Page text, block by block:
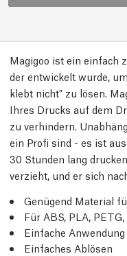
Magigoo ist ein einfach
der entwickelt wurde,
klebt nicht" zu lösen.
Ihres Drucks auf dem
zu verhindern.
ein Profi sind - es ist
30 Stunden lang
verzieht, und er sich
Genügend Material
Für ABS, PLA,
Einfache Anwendung
Einfaches Ablösen